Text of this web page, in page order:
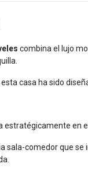
combina el lujo
casa ha sido
estratégicamente en el
sala-comedor que se